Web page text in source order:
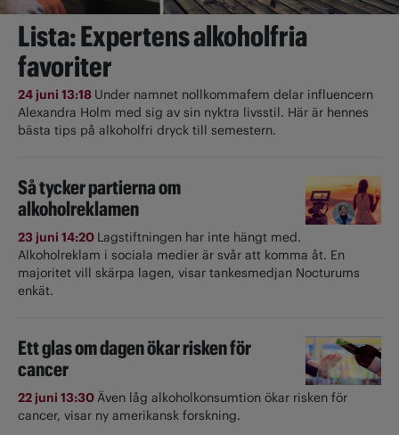
Lista: Expertens alkoholfria
favoriter
24 juni 13:18 Under namnet nollkommafem delar influencern
Alexandra Holm med sig av sin nyktra livsstil. Här är hennes
bästa tips på alkoholfri dryck till semestern.
Så tycker partierna om
alkoholreklamen
23 juni 14:20 Lagstiftningen har inte hängt med.
Alkoholreklam i sociala medier är svår att komma åt. En
majoritet vill skärpa lagen, visar tankesmedjan Nocturums
enkät.
Ett glas om dagen ökar risken för
cancer
22 juni 13:30Även låg alkoholkonsumtion ökar risken för
cancer, visar ny amerikansk forskning.